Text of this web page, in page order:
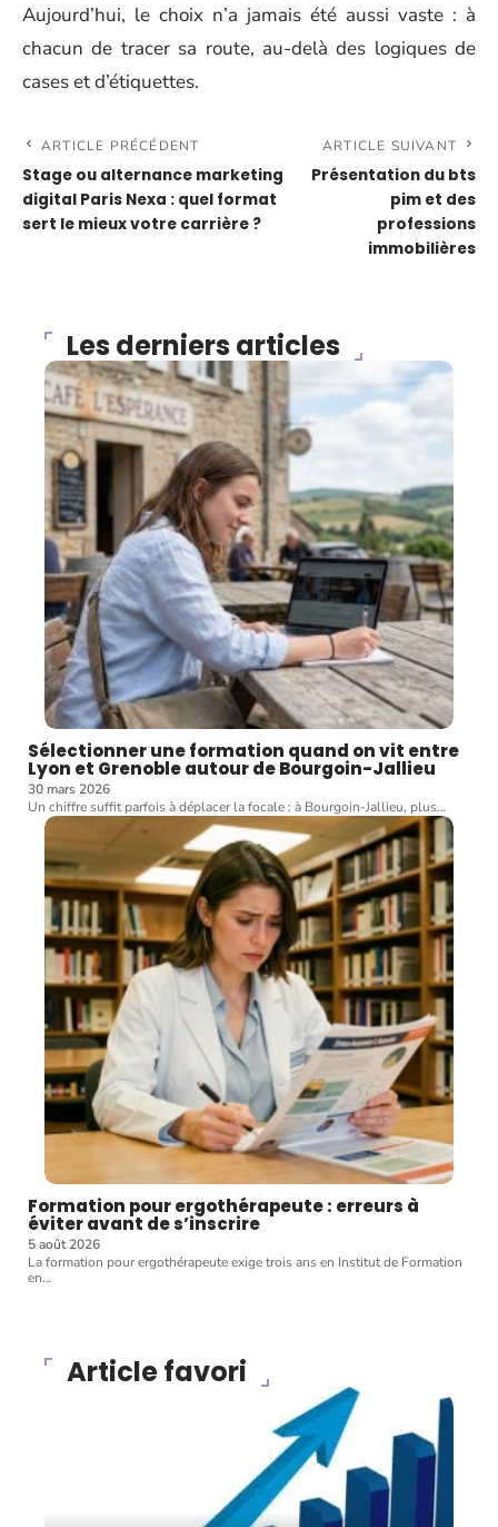
Aujourd’hui, le choix n’a jamais été aussi vaste : à
chacun de tracer sa route, au-delà des logiques de
cases et d’étiquettes.
ARTICLE PRÉCÉDENT
Stage ou alternance marketing
digital Paris Nexa : quel format
sert le mieux votre carrière ?
ARTICLE SUIVANT
Présentation du bts
pim et des
professions
immobilières
Les derniers articles
Sélectionner une formation quand on vit entre
Lyon et Grenoble autour de Bourgoin-Jallieu
30 mars 2026
Un chiffre suffit parfois à déplacer la focale : à Bourgoin-Jallieu, plus…
Formation pour ergothérapeute : erreurs à
éviter avant de s’inscrire
5 août 2026
La formation pour ergothérapeute exige trois ans en Institut de Formation
en…
Article favori